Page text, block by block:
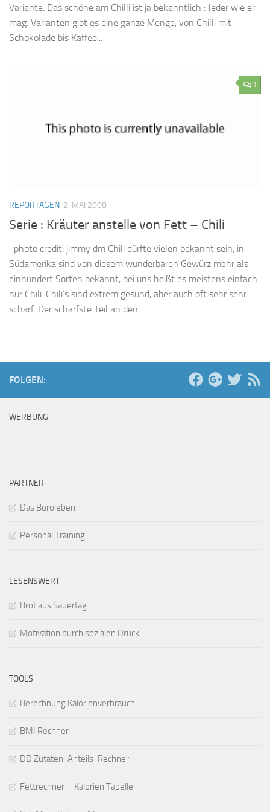
Variante. Das schöne am Chilli ist ja bekanntlich : Jeder wie er
mag. Varianten gibt es eine ganze Menge, von Chilli mit
Schokolade bis Kaffee...
1
REPORTAGEN 2. MAI 2008
Serie : Kräuter anstelle von Fett – Chili
photo credit: jimmy dm Chili dürfte vielen bekannt sein, in
Südamerika sind von diesem wunderbaren Gewürz mehr als
einhundert Sorten bekannt, bei uns heißt es meistens einfach
nur Chili. Chili’s sind extrem gesund, aber auch oft sehr sehr
scharf. Der schärfste Teil an den...
FOLGEN:
WERBUNG
PARTNER
Das Büroleben
Personal Training
LESENSWERT
Brot aus Sauertag
Motivation durch sozialen Druck
TOOLS
Berechnung Kalorienverbrauch
BMI Rechner
DD Zutaten-Anteils-Rechner
Fettrechner – Kalorien Tabelle